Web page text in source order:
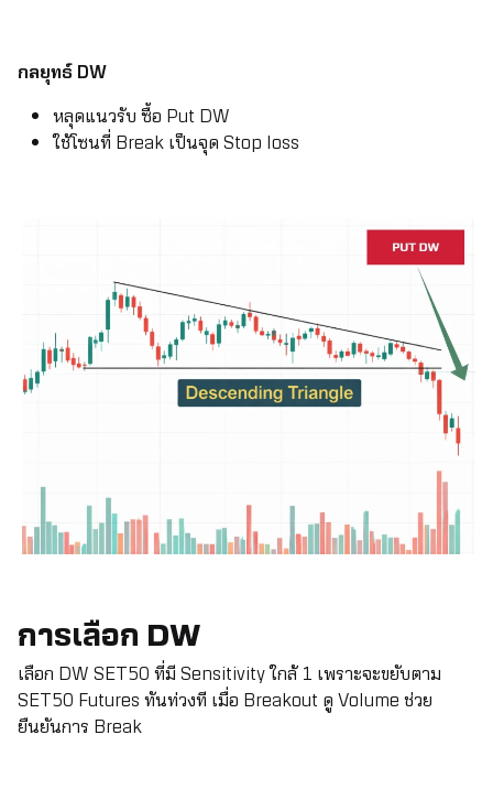
กลยุทธ์ DW
หลุดแนวรับ ซื้อ Put DW
ใช้โซนที่ Break เป็นจุด Stop loss
การเลือก DW
เลือก DW SET50 ที่มี Sensitivity ใกล้ 1 เพราะจะขยับตาม
SET50 Futures ทันท่วงที เมื่อ Breakout ดู Volume ช่วย
ยืนยันการ Break